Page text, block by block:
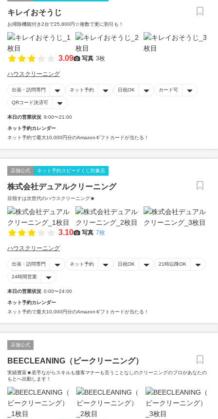
キレイおそうじ
お掃除機能付き2台で25,800円☆複数で更に割引も！
3.09 写真 3枚
ハウスクリーニング
出張・訪問専門 ネット予約 日祝OK カード可
QRコード決済可
本日の営業状況 9:00〜21:00
ネット予約カレンダー
ネット予約で最大10,000円分のAmazonギフトカードが当たる！
店舗公式 ネット予約スピードくじ対象店
株式会社デュアルクリーニング
目指すは次世代のハウスクリーニング★
3.10 写真 7枚
ハウスクリーニング
出張・訪問専門 ネット予約 日祝OK 21時以降OK
24時間営業
本日の営業状況 0:00〜24:00
ネット予約カレンダー
ネット予約で最大10,000円分のAmazonギフトカードが当たる！
店舗公式
BEECLEANING（ビークリーニング）
実績豊富★若手ながらスキルも接客マナーも言うことなしのクリーニングのプロがあなたの
もとへ出動します！